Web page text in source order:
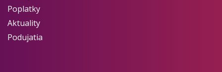
Poplatky
Aktuality
Podujatia